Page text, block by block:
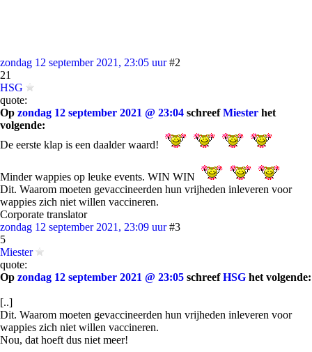
zondag 12 september 2021, 23:05 uur #2
21
HSG
quote:
Op zondag 12 september 2021 @ 23:04 schreefMiester het
volgende:
De eerste klap is een daalder waard!
Minder wappies op leuke events. WIN WIN
Dit. Waarom moeten gevaccineerden hun vrijheden inleveren voor
wappies zich niet willen vaccineren.
Corporate translator
zondag 12 september 2021, 23:09 uur #3
5
Miester
quote:
Op zondag 12 september 2021 @ 23:05 schreefHSG het volgende:
[..]
Dit. Waarom moeten gevaccineerden hun vrijheden inleveren voor
wappies zich niet willen vaccineren.
Nou, dat hoeft dus niet meer!